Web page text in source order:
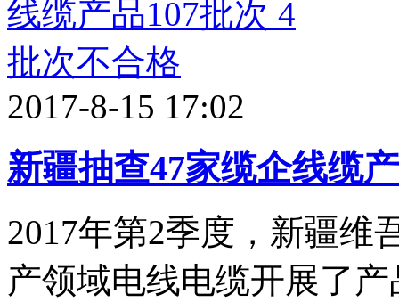
2017-8-15 17:02
新疆抽查47家缆企线缆
2017年第2季度，新疆维
产领域电线电缆开展了